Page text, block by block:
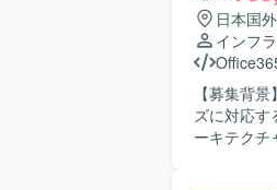
計・構築
築へ落と
ら技術的
す。 チー
ジションです。 【ポジションの魅力】 エンタープライズ規模の
ェクトに参
括的に経験
日本国外
インフ
【募集背
ズに対応するための
ーキテクチ